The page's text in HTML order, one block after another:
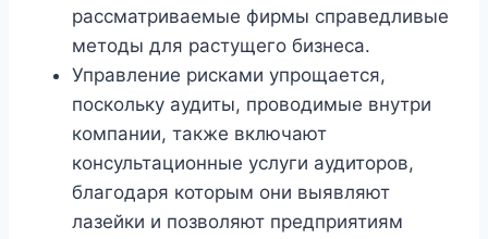
рассматриваемые фирмы справедливые
методы для растущего бизнеса.
Управление рисками упрощается,
поскольку аудиты, проводимые внутри
компании, также включают
консультационные услуги аудиторов,
благодаря которым они выявляют
лазейки и позволяют предприятиям